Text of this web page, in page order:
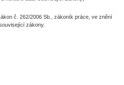
č. 262/2006 Sb., zákoník práce, ve znění
zákony.